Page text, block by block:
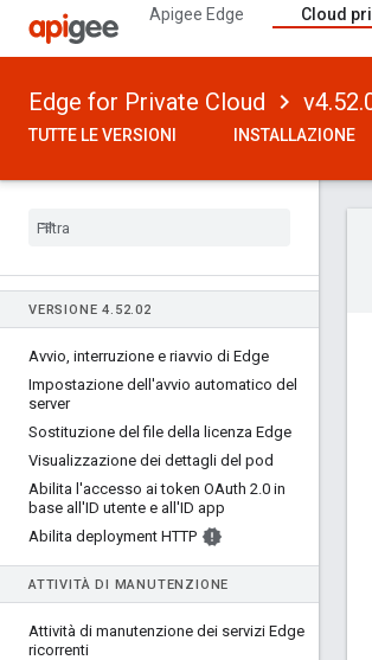
Apigee Edge Cloud
Edge for Private Cloud
TUTTE LE VERSIONI INSTALLAZIONE
VERSIONE 4. 52.02
Avvio, interruzione e riavvio di Edge
Impostazione dell'avvio automatico del
server
Sostituzione del file della licenza Edge
Visualizzazione dei dettagli del pod
Abilita l'accesso ai token OAuth 2.0 in
base all'ID utente e all'ID app
Abilita deployment HTTP
ATTIVITÀ DI MANUTENZIONE
Attività di manutenzione dei servizi Edge
ricorrenti